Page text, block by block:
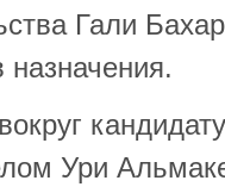
Гали
Ури